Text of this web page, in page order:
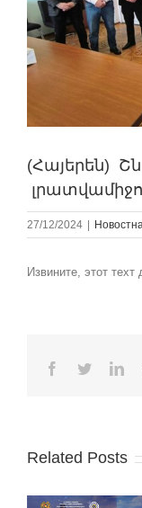
(Հայերեն)
27/12/2024
Извините, этот техт
Facebook
Twitter
Related Posts